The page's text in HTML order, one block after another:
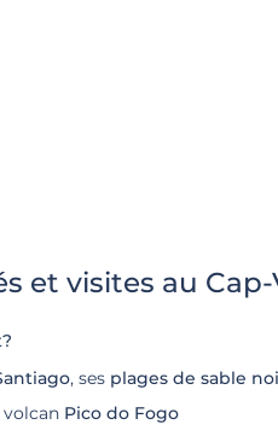
et visites au Cap-
, ses plages de sable
volcan Pico do Fogo